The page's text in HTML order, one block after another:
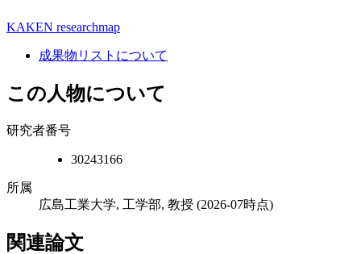
KAKEN researchmap
成果物リストについて
この人物について
研究者番号
30243166
所属
広島工業大学, 工学部, 教授 (2026-07時点)
関連論文